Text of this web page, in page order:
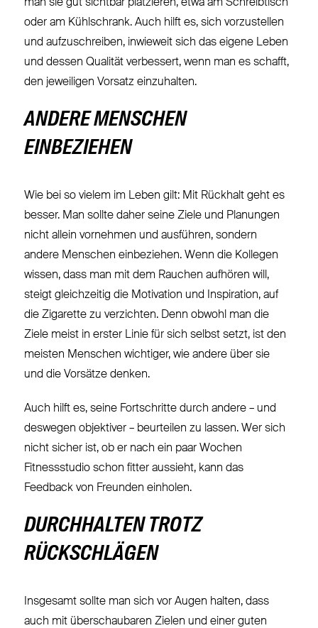
man sie gut sichtbar platzieren, etwa am Schreibtisch
oder am Kühlschrank. Auch hilft es, sich vorzustellen
und aufzuschreiben, inwieweit sich das eigene Leben
und dessen Qualität verbessert, wenn man es schafft,
den jeweiligen Vorsatz einzuhalten.
ANDERE MENSCHEN
EINBEZIEHEN
Wie bei so vielem im Leben gilt: Mit Rückhalt geht es
besser. Man sollte daher seine Ziele und Planungen
nicht allein vornehmen und ausführen, sondern
andere Menschen einbeziehen. Wenn die Kollegen
wissen, dass man mit dem Rauchen aufhören will,
steigt gleichzeitig die Motivation und Inspiration, auf
die Zigarette zu verzichten. Denn obwohl man die
Ziele meist in erster Linie für sich selbst setzt, ist den
meisten Menschen wichtiger, wie andere über sie
und die Vorsätze denken.
Auch hilft es, seine Fortschritte durch andere – und
deswegen objektiver – beurteilen zu lassen. Wer sich
nicht sicher ist, ob er nach ein paar Wochen
Fitnessstudio schon fitter aussieht, kann das
Feedback von Freunden einholen.
DURCHHALTEN TROTZ
RÜCKSCHLÄGEN
Insgesamt sollte man sich vor Augen halten, dass
auch mit überschaubaren Zielen und einer guten